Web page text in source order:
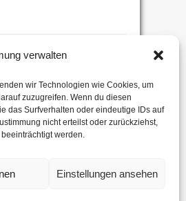
verwalten
wir Technologien wie Cookies, um
zuzugreifen. Wenn du diesen
das Surfverhalten oder eindeutige IDs auf
nicht erteilst oder zurückziehst,
werden.
Einstellungen ansehen